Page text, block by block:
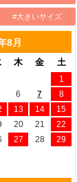
#大きいサイズ
8月
木 金 土
1
6 7
8
13 14
15
20 21
22
27 28
29